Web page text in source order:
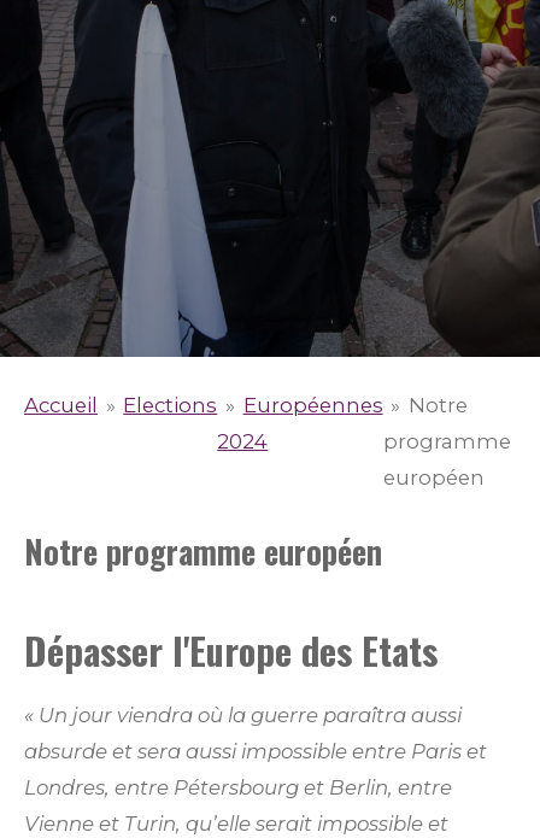
Accueil » Elections » Européennes
2024
» Notre
programme
européen
Notre programme européen
Dépasser l'Europe des Etats
« Un jour viendra où la guerre paraîtra aussi
absurde et sera aussi impossible entre Paris et
Londres, entre Pétersbourg et Berlin, entre
Vienne et Turin, qu’elle serait impossible et